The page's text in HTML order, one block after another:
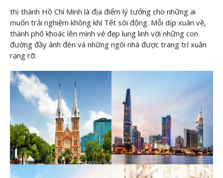
thị thành Hồ Chí Minh là địa điểm lý tưởng cho những ai
muốn trải nghiệm không khí Tết sôi động. Mỗi dịp xuân về,
thành phố khoác lên mình vẻ đẹp lung linh với những con
đường đầy ánh đèn và những ngôi nhà được trang trí xuân
rạng rỡ.